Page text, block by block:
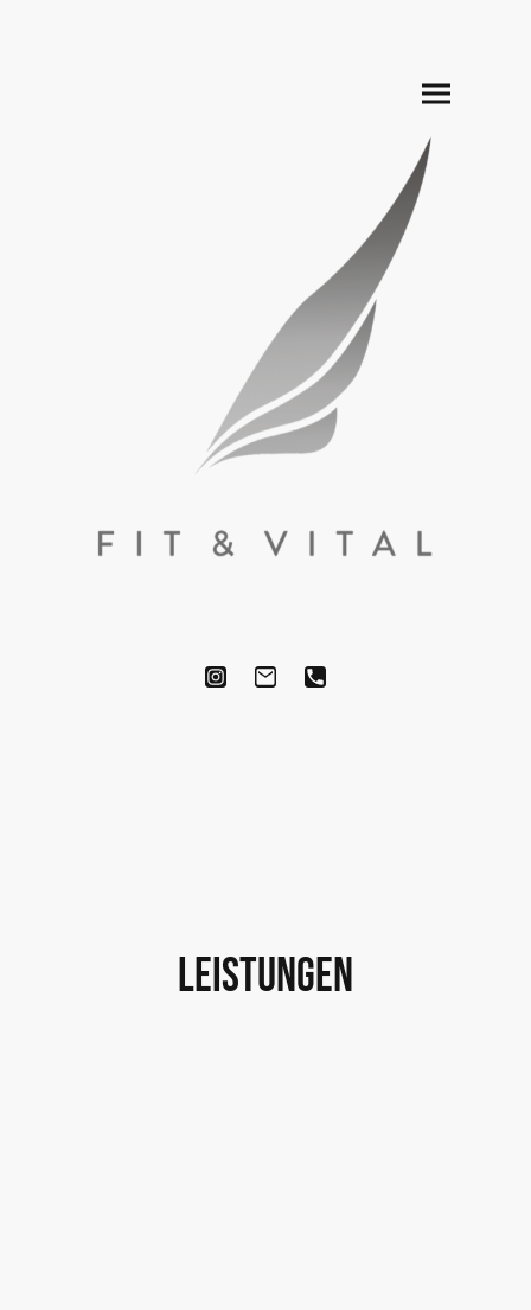
Leistungen